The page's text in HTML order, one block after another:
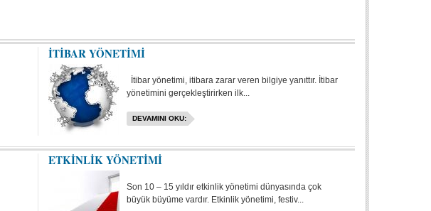
İTİBAR YÖNETİMİ
İtibar yönetimi, itibara zarar veren bilgiye yanıttır. İtibar
yönetimini gerçekleştirirken ilk...
DEVAMINI OKU:
ETKİNLİK YÖNETİMİ
Son 10 – 15 yıldır etkinlik yönetimi dünyasında çok
büyük büyüme vardır. Etkinlik yönetimi, festiv...